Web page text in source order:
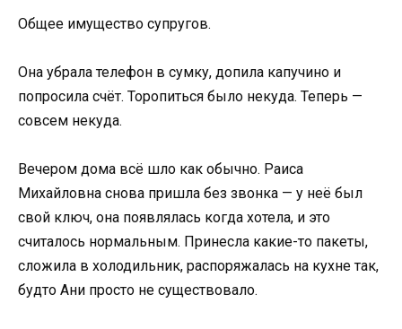
Общее имущество супругов.
Она убрала телефон в сумку, допила капучино и
попросила счёт. Торопиться было некуда. Теперь —
совсем некуда.
Вечером дома всё шло как обычно. Раиса
Михайловна снова пришла без звонка — у неё был
свой ключ, она появлялась когда хотела, и это
считалось нормальным. Принесла какие-то пакеты,
сложила в холодильник, распоряжалась на кухне так,
будто Ани просто не существовало.